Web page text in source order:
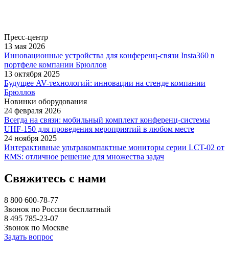
Пресс-центр
13 мая 2026
Инновационные устройства для конференц-связи Insta360 в
портфеле компании Брюллов
13 октября 2025
Будущее AV-технологий: инновации на стенде компании
Брюллов
Новинки оборудования
24 февраля 2026
Всегда на связи: мобильный комплект конференц-системы
UHF-150 для проведения мероприятий в любом месте
24 ноября 2025
Интерактивные ультракомпактные мониторы серии LCT-02 от
RMS: отличное решение для множества задач
Свяжитесь с нами
8 800 600-78-77
Звонок по России бесплатный
8 495 785-23-07
Звонок по Москве
Задать вопрос